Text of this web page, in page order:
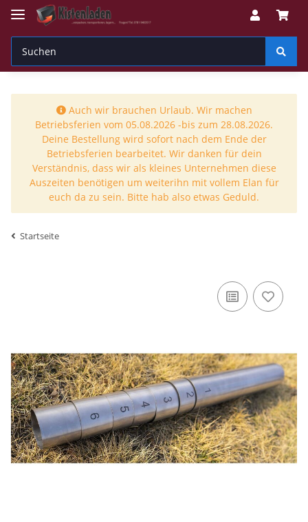
Auch wir brauchen Urlaub. Wir machen
Betriebsferien vom 05.08.2026 -bis zum 28.08.2026.
Deine Bestellung wird sofort nach dem Ende der
Betriebsferien bearbeitet. Wir danken für dein
Verständnis, dass wir als kleines Unternehmen diese
Auszeiten benötigen um weiterihn mit vollem Elan für
euch da zu sein. Bitte hab also etwas Geduld.
Startseite